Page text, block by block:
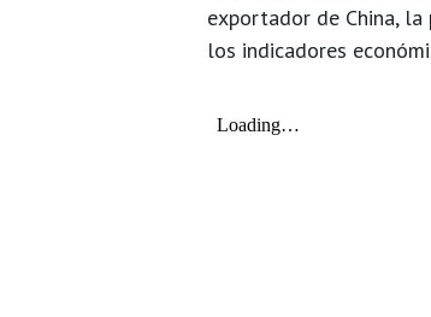
exportador de China,
los indicadores